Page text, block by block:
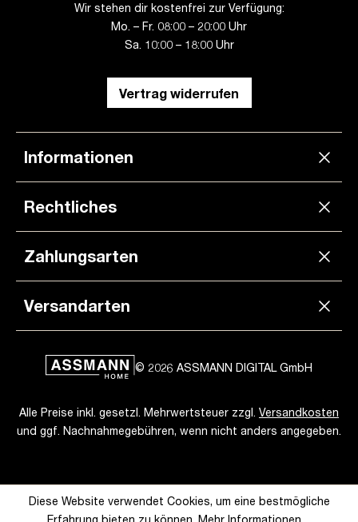
Wir stehen dir kostenfrei zur Verfügung:
Mo. – Fr. 08:00 – 20:00 Uhr
Sa. 10:00 – 18:00 Uhr
Vertrag widerrufen
Informationen
Rechtliches
Zahlungsarten
Versandarten
© 2026 ASSMANN DIGITAL GmbH
Alle Preise inkl. gesetzl. Mehrwertsteuer zzgl. Versandkosten
und ggf. Nachnahmegebühren, wenn nicht anders angegeben.
Diese Website verwendet Cookies, um eine bestmögliche
Erfahrung bieten zu können. Mehr Informationen ...